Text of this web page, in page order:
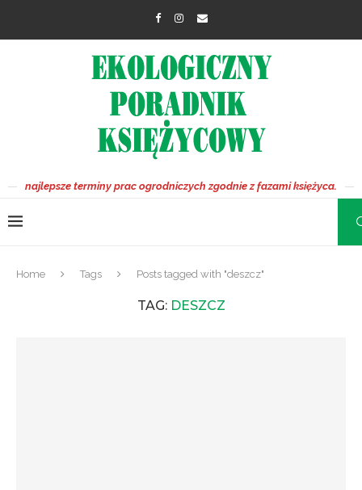
najlepsze terminy prac ogrodniczych zgodnie z fazami księżyca.
Home Tags Posts tagged with "deszcz"
TAG: DESZCZ